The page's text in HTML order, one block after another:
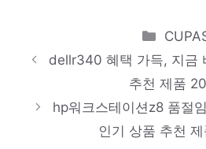
제품
r650
절대 후회하지 않을 최고
추천 제품
dellr340 혜택 가득, 지금
추천 제품
hp워크스테이션z8 품절
인기 상품 추천